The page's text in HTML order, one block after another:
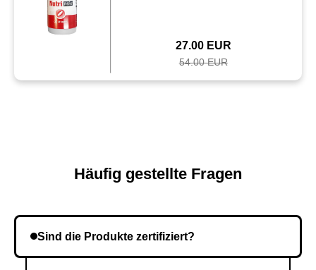
27.00 EUR
54.00 EUR
Häufig gestellte Fragen
Sind die Produkte zertifiziert?